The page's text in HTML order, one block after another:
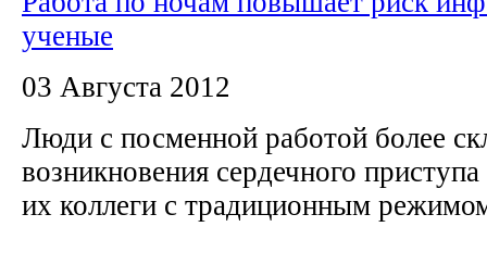
ученые
03 Августа 2012
Люди с посменной работой более
возникновения сердечного
их коллеги с традиционным